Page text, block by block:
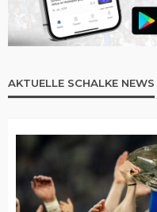
AKTUELLE SCHALKE NEWS